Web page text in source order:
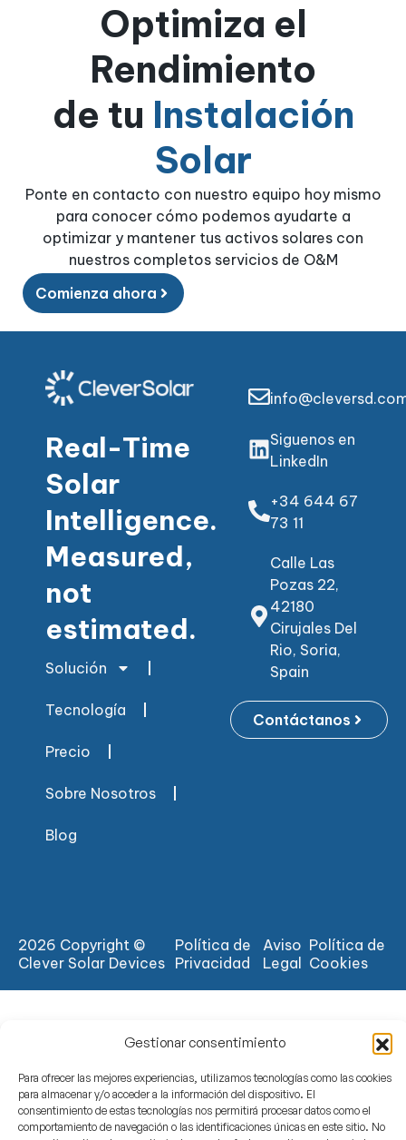
Gestionar consentimiento
Para ofrecer las mejores experiencias, utilizamos tecnologías como las cookies
para almacenar y/o acceder a la información del dispositivo. El
consentimiento de estas tecnologías nos permitirá procesar datos como el
comportamiento de navegación o las identificaciones únicas en este sitio. No
Optimiza el
Rendimiento
de tu Instalación
Solar
Ponte en contacto con nuestro equipo hoy mismo
para conocer cómo podemos ayudarte a
optimizar y mantener tus activos solares con
nuestros completos servicios de O&M
Comienza ahora
Real-Time
Solar
Intelligence.
Measured,
not
estimated.
Solución
Tecnología
Precio
Sobre Nosotros
Blog
Siguenos en
LinkedIn
+34 644 67
73 11
Calle Las
Pozas 22,
42180
Cirujales Del
Rio, Soria,
Spain
Contáctanos
2026 Copyright ©
Clever Solar Devices
Política de
Privacidad
Aviso
Legal
Política de
Cookies